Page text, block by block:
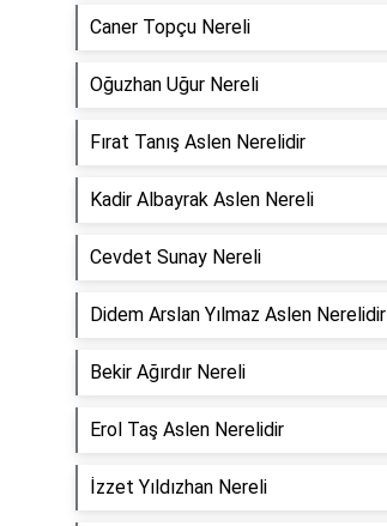
Caner Topçu Nereli
Oğuzhan Uğur Nereli
Fırat Tanış Aslen Nerelidir
Kadir Albayrak Aslen Nereli
Cevdet Sunay Nereli
Didem Arslan Yılmaz Aslen Nerelidir
Bekir Ağırdır Nereli
Erol Taş Aslen Nerelidir
İzzet Yıldızhan Nereli